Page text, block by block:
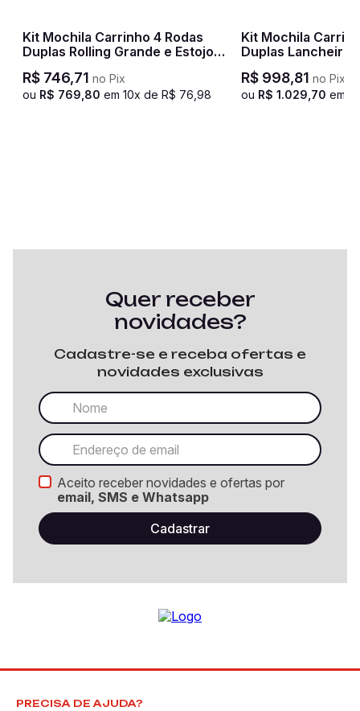
Kit Mochila Carrinho 4 Rodas
Duplas Rolling Grande e Estojo
R$ 746,71 no Pix
ou R$ 769 80 em 10x de R$ 76 98
Kit Mochila
Duplas Lancheira
Paul Frank Fun -
R$ 998,81 no Pix
ou R$ 1.029 70 em
Quer receber
novidades?
Cadastre-se e receba ofertas e
novidades exclusivas
Aceito receber novidades e ofertas por
email, SMS e Whatsapp
PRECISA DE AJUDA?